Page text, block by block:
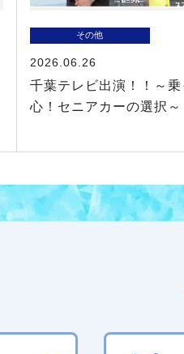
その他
2026.06.26
千葉テレビ出演！！～乗
心！セニアカーの選択～